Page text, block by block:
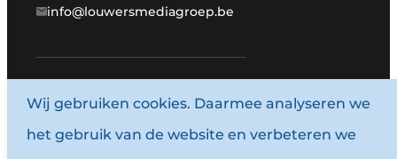
info@louwersmediagroep.be
www.louwersmediagroep.com
© 1987 - 2026 Louwersmediagroep.
Wij gebruiken cookies. Daarmee analyseren we
het gebruik van de website en verbeteren we